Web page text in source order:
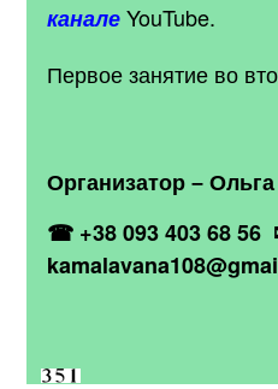
канале YouTube.
Первое занятие во
Организатор –
☎ +38 093 403 68 56
kamalavana108@